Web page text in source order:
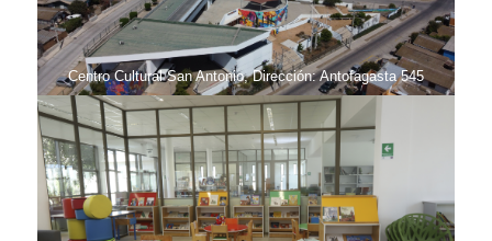
Centro Cultural San Antonio, Dirección: Antofagasta 545